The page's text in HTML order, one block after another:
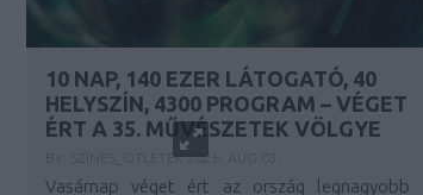
10 NAP, 140 EZER LÁTOGATÓ, 40
HELYSZÍN, 4300 PROGRAM – VÉGET
ÉRT A 35. MŰVÉSZETEK VÖLGYE
SZÍNES_ÖTLETEK2026. AUG 03.
Vasárnap véget ért az ország legnagyobb